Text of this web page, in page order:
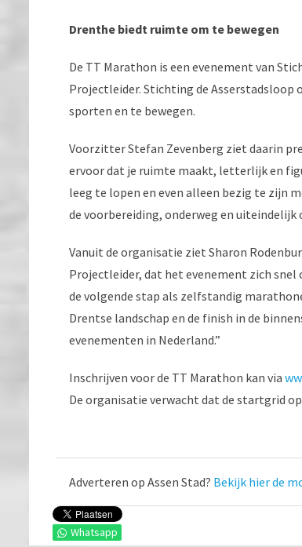
Drenthe biedt ruimte om te bewegen
De TT Marathon is een evenement van
Projectleider. Stichting de
sporten en te bewegen.
Voorzitter Stefan Zevenberg ziet daarin
ervoor dat je ruimte maakt, letterlijk en
leeg te lopen en even alleen bezig te zijn
de voorbereiding, onderweg en uiteindelijk
Vanuit de organisatie ziet Sharon
Projectleider, dat het evenement zich
de volgende stap als zelfstandig
Drentse landschap en de finish in de
evenementen in Nederland.”
Inschrijven voor de TT Marathon kan via
De organisatie verwacht dat de startgrid
Whatsapp
Adverteren op Assen Stad? Bekijk hier de